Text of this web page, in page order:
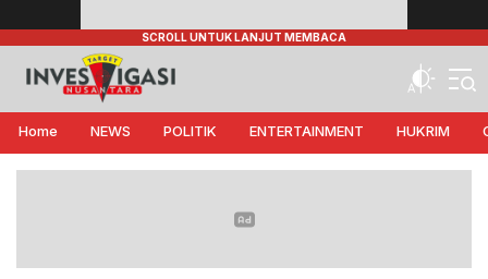
Target Investigasi Nusantara
Edukasi Nusantara
Home NEWS POLITIK ENTERTAINMENT HUKRIM